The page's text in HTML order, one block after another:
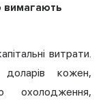
вимагають
витрати.
кожен,
охолодження,